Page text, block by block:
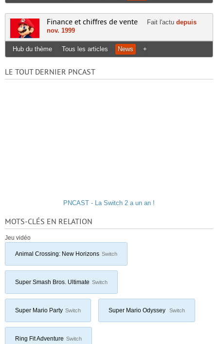
Finance et chiffres de vente Fait l'actu depuis
nov. 1999
Hub du thème Tous les articles News +
LE TOUT DERNIER PNCAST
PNCAST - La Switch 2 a un an !
MOTS-CLÉS EN RELATION
Jeu vidéo
Animal Crossing: New Horizons Switch
Super Smash Bros. Ultimate Switch
Super Mario Party Switch Super Mario Odyssey Switch
Ring Fit Adventure Switch